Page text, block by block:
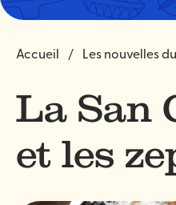
Accueil Les nouvelles
La San
et les